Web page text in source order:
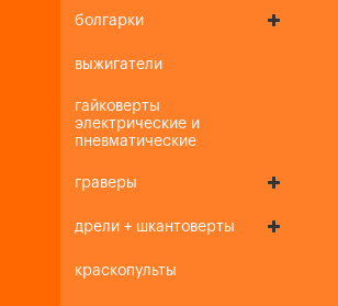
болгарки
выжигатели
гайковерты
электрические и
пневматические
граверы
дрели + шкантоверты
краскопульты